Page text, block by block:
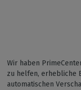
Wir haben
zu helfen, erhebliche
automatischen